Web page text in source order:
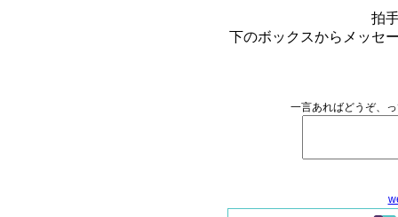
拍
下のボックスからメッセ
一言あればどうぞ、